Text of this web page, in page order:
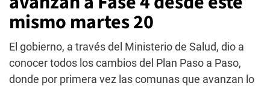
mismo martes 20
El gobierno, a través del Ministerio de Salud, dio a
conocer todos los cambios del Plan Paso a Paso,
donde por primera vez las comunas que avanzan lo